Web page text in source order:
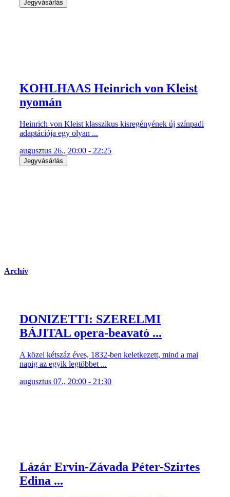
Jegyvásárlás
KOHLHAAS Heinrich von Kleist
nyomán
Heinrich von Kleist klasszikus kisregényének új színpadi
adaptációja egy olyan ...
augusztus 26., 20:00 - 22:25
Jegyvásárlás
Archív
DONIZETTI: SZERELMI
BÁJITAL opera-beavató ...
A közel kétszáz éves, 1832-ben keletkezett, mind a mai
napig az egyik legtöbbet ...
augusztus 07., 20:00 - 21:30
Lázár Ervin-Závada Péter-Szirtes
Edina ...